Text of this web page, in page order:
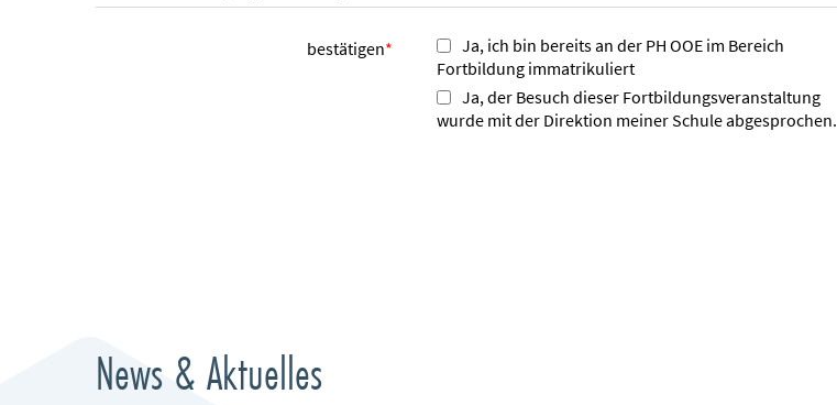
bestätigen*
Ja, ich bin bereits an der PH OOE im Bereich
Fortbildung immatrikuliert
Ja, der Besuch dieser Fortbildungsveranstaltung
wurde mit der Direktion meiner Schule abgesprochen.
News & Aktuelles